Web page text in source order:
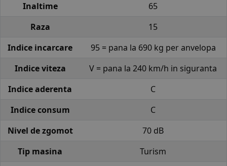
Inaltime
65
Raza
15
Indice incarcare
95 = pana la 690 kg per anvelopa
Indice viteza
V = pana la 240 km/h in siguranta
Indice aderenta
C
Indice consum
C
Nivel de zgomot
70 dB
Tip masina
Turism